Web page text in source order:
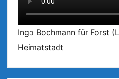
Ingo Bochmann für Forst
Heimatstadt